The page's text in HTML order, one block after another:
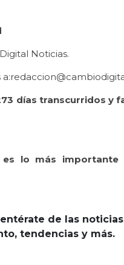
Noticias.
días transcurridos y
lo más importante
de las
tendencias y más.